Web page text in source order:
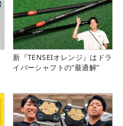
新『TENSEIオレンジ』はドラ
イバーシャフトの“最適解”